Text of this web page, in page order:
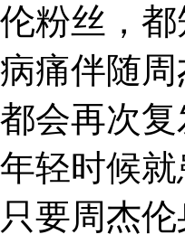
伦粉丝，
病痛伴随
都会再次
年轻时候
只要周杰